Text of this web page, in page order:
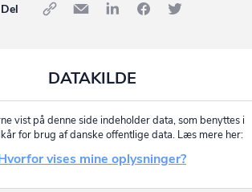
Del
DATAKILDE
vist på denne side indeholder data, som benyttes i
for brug af danske offentlige data. Læs mere her:
vises mine oplysninger?